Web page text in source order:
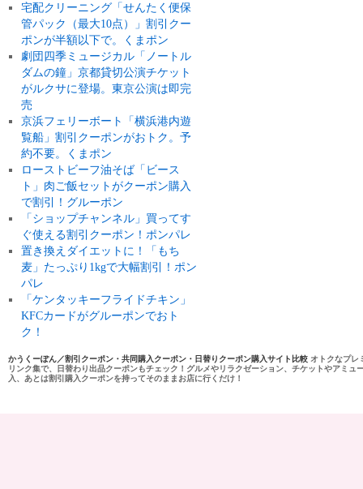
宅配クリーニング「せんたく便保
管パック（最大10点）」割引クー
ポンが半額以下で。くまポン
劇団四季ミュージカル「ノートル
ダムの鐘」京都貸切公演チケット
がルクサに登場。東京公演は即完
売
京浜フェリーボート「横浜港内遊
覧船」割引クーポンがおトク。予
約不要。くまポン
ローストビーフ油そば「ビース
ト」肉ご飯セットがクーポン購入
で割引！グルーポン
「ショップチャンネル」買ってす
ぐ使える割引クーポン！ポンパレ
置き換えダイエットに！「もち
麦」たっぷり1kgで大幅割引！ポン
パレ
「ケンタッキーフライドチキン」
KFCカードがグルーポンでおト
ク！
かうくーぽん／割引クーポン・共同購入クーポン・日替りクーポン購入サイト比較 オトクなプレ
リンク集で、日替わり出品クーポンもチェック！グルメやリラクゼーション、チケットやアミ
入、あとは割引購入クーポンを持ってそのままお店に行くだけ！